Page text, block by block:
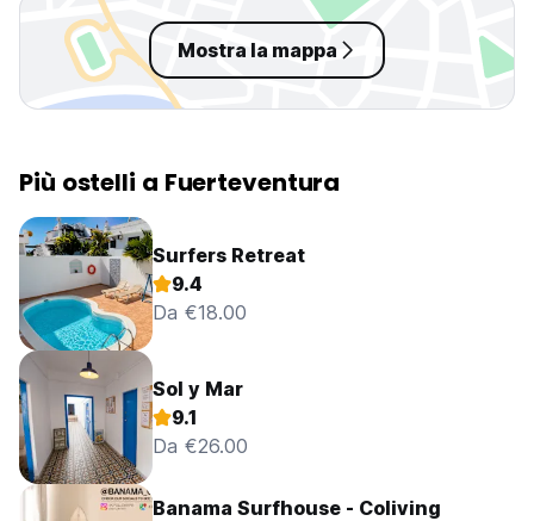
Mostra la mappa
Più ostelli a Fuerteventura
Surfers Retreat
9.4
Da €18.00
Sol y Mar
9.1
Da €26.00
Banama Surfhouse - Coliving